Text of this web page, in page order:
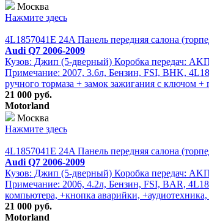
Москва
Нажмите здесь
4L1857041E 24A Панель передняя салона
Audi Q7 2006-2009
Кузов: Джип (5-дверный) Коробка передач:
Примечание: 2007, 3.6л, Бензин, FSI, BHK,
ручного тормаза + замок зажигания с ключом
21 000 руб.
Motorland
Москва
Нажмите здесь
4L1857041E 24A Панель передняя салона
Audi Q7 2006-2009
Кузов: Джип (5-дверный) Коробка передач:
Примечание: 2006, 4.2л, Бензин, FSI, BAR,
компьютера, +кнопка аварийки,
21 000 руб.
Motorland